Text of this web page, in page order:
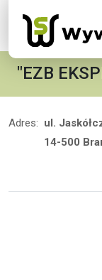
"EZB
Adres: ul.
14-500